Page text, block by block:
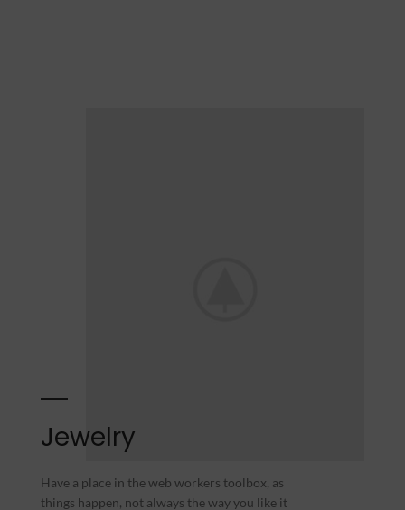
Jewelry
Have a place in the web workers toolbox, as
things happen, not always the way you like it